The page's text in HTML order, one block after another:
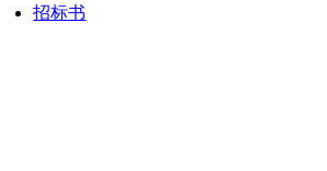
招标书